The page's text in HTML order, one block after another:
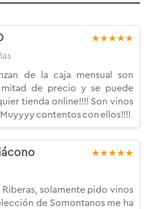
★★★★★
de la caja mensual son
mitad de precio y se puede
tienda online!!!! Son vinos
contentos con ellos!!!!
★★★★★
Riberas, solamente pido vinos
de Somontanos me ha